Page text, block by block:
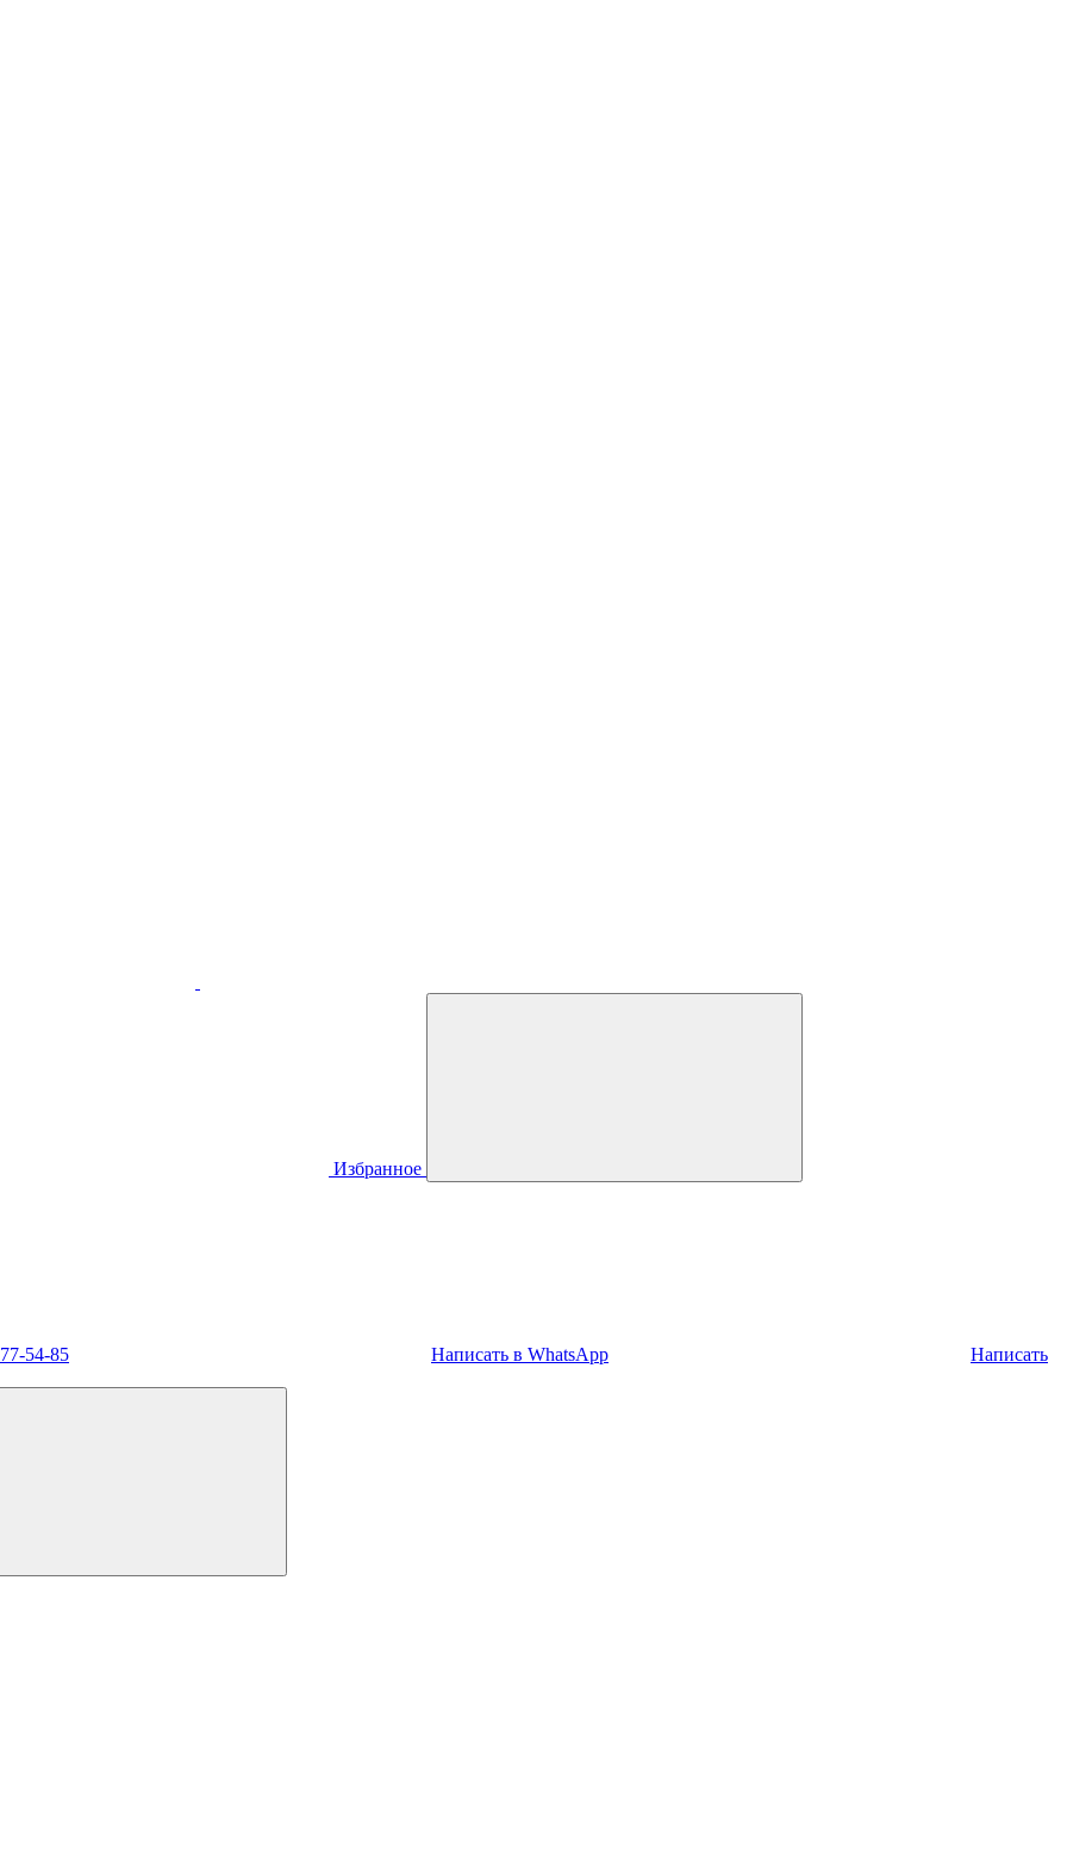
Избранное
54-85 Написать в WhatsApp Написать